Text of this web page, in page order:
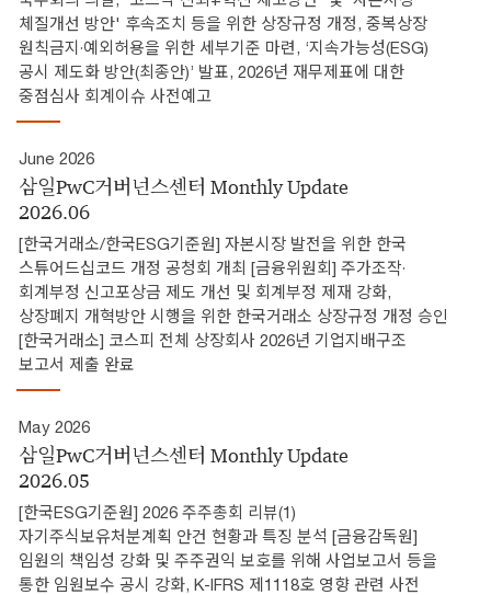
체질개선 방안' 후속조치 등을 위한 상장규정 개정, 중복상장
원칙금지·예외허용을 위한 세부기준 마련, ‘지속가능성(ESG)
공시 제도화 방안(최종안)’ 발표, 2026년 재무제표에 대한
중점심사 회계이슈 사전예고
June 2026
삼일PwC거버넌스센터 Monthly Update
2026.06
[한국거래소/한국ESG기준원] 자본시장 발전을 위한 한국
스튜어드십코드 개정 공청회 개최 [금융위원회] 주가조작·
회계부정 신고포상금 제도 개선 및 회계부정 제재 강화,
상장폐지 개혁방안 시행을 위한 한국거래소 상장규정 개정 승인
[한국거래소] 코스피 전체 상장회사 2026년 기업지배구조
보고서 제출 완료
May 2026
삼일PwC거버넌스센터 Monthly Update
2026.05
[한국ESG기준원] 2026 주주총회 리뷰(1)
자기주식보유처분계획 안건 현황과 특징 분석 [금융감독원]
임원의 책임성 강화 및 주주권익 보호를 위해 사업보고서 등을
통한 임원보수 공시 강화, K-IFRS 제1118호 영향 관련 사전